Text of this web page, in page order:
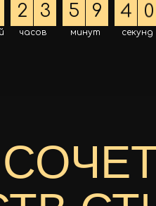
2 3
часов
5 9
минут
3 9
секунд